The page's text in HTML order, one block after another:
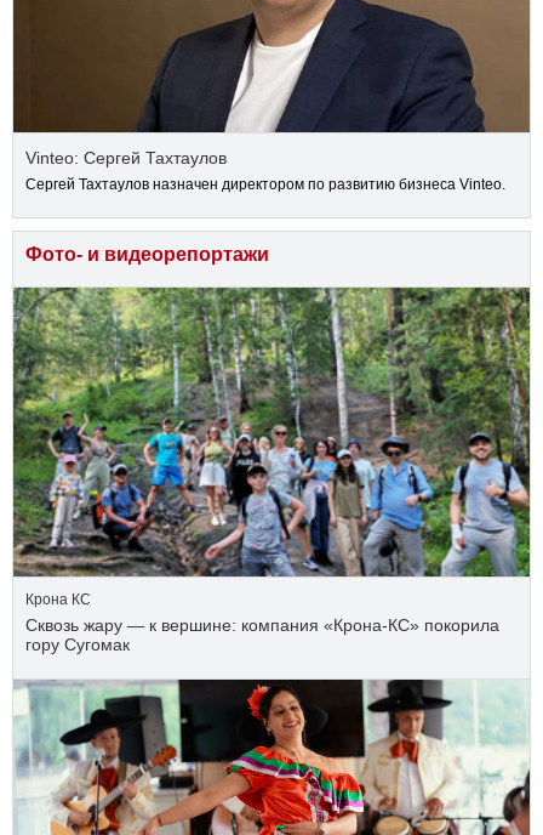
Vinteo: Сергей Тахтаулов
Сергей Тахтаулов назначен директором по развитию бизнеса Vinteo.
Фото- и видеорепортажи
Крона КС
Сквозь жару — к вершине: компания «Крона‑КС» покорила
гору Сугомак